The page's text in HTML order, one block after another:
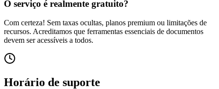
O serviço é realmente gratuito?
Com certeza! Sem taxas ocultas, planos premium ou limitações de
recursos. Acreditamos que ferramentas essenciais de documentos
devem ser acessíveis a todos.
Horário de suporte